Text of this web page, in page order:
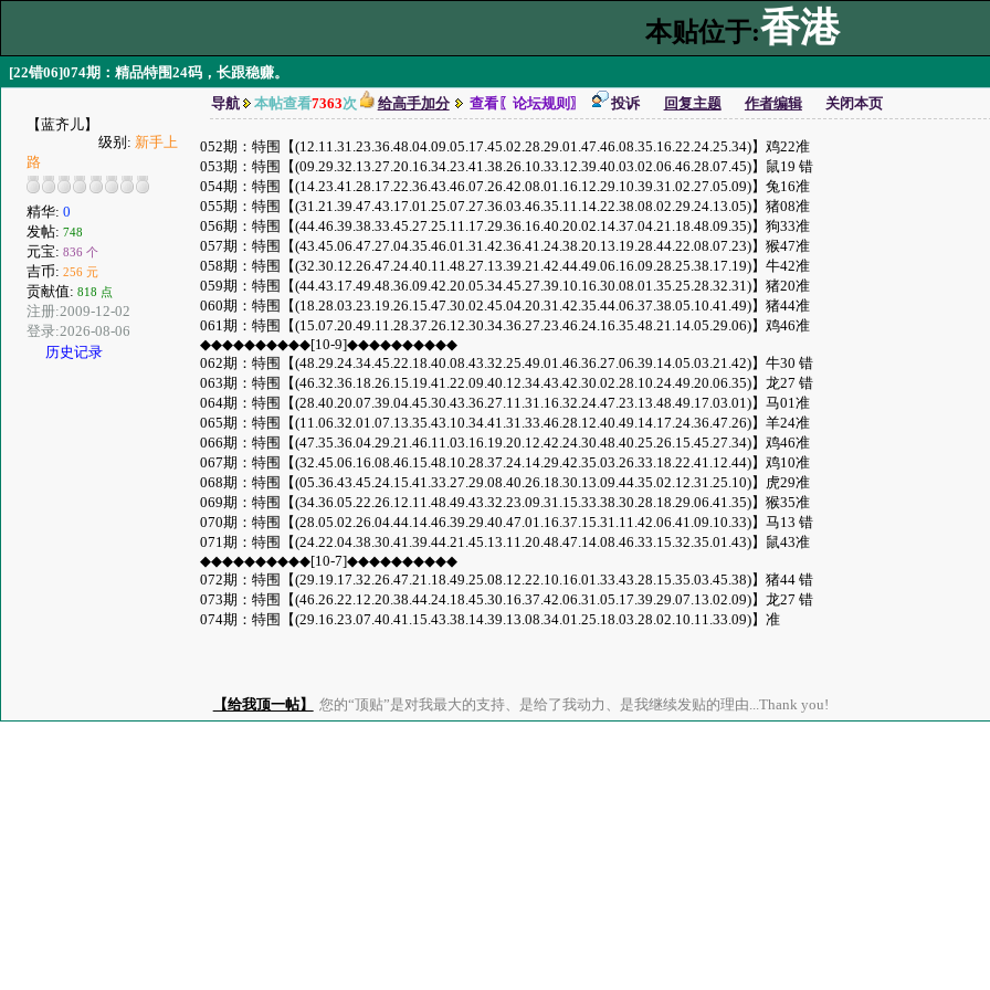
本贴位于:香港
[22错06]074期：精品特围24码，长跟稳赚。
【蓝齐儿】
级别: 新手上
路
精华: 0
发帖: 748
元宝: 836 个
吉币: 256 元
贡献值: 818 点
注册:2009-12-02
登录:2026-08-06
历史记录
导航 本帖查看7363次 给高手加分 查看〖论坛规则〗 投诉 回复主题 作者编辑 关闭本页
052期：特围【(12.11.31.23.36.48.04.09.05.17.45.02.28.29.01.47.46.08.35.16.22.24.25.34)】鸡22准
053期：特围【(09.29.32.13.27.20.16.34.23.41.38.26.10.33.12.39.40.03.02.06.46.28.07.45)】鼠19 错
054期：特围【(14.23.41.28.17.22.36.43.46.07.26.42.08.01.16.12.29.10.39.31.02.27.05.09)】兔16准
055期：特围【(31.21.39.47.43.17.01.25.07.27.36.03.46.35.11.14.22.38.08.02.29.24.13.05)】猪08准
056期：特围【(44.46.39.38.33.45.27.25.11.17.29.36.16.40.20.02.14.37.04.21.18.48.09.35)】狗33准
057期：特围【(43.45.06.47.27.04.35.46.01.31.42.36.41.24.38.20.13.19.28.44.22.08.07.23)】猴47准
058期：特围【(32.30.12.26.47.24.40.11.48.27.13.39.21.42.44.49.06.16.09.28.25.38.17.19)】牛42准
059期：特围【(44.43.17.49.48.36.09.42.20.05.34.45.27.39.10.16.30.08.01.35.25.28.32.31)】猪20准
060期：特围【(18.28.03.23.19.26.15.47.30.02.45.04.20.31.42.35.44.06.37.38.05.10.41.49)】猪44准
061期：特围【(15.07.20.49.11.28.37.26.12.30.34.36.27.23.46.24.16.35.48.21.14.05.29.06)】鸡46准
◆◆◆◆◆◆◆◆◆◆[10-9]◆◆◆◆◆◆◆◆◆◆
062期：特围【(48.29.24.34.45.22.18.40.08.43.32.25.49.01.46.36.27.06.39.14.05.03.21.42)】牛30 错
063期：特围【(46.32.36.18.26.15.19.41.22.09.40.12.34.43.42.30.02.28.10.24.49.20.06.35)】龙27 错
064期：特围【(28.40.20.07.39.04.45.30.43.36.27.11.31.16.32.24.47.23.13.48.49.17.03.01)】马01准
065期：特围【(11.06.32.01.07.13.35.43.10.34.41.31.33.46.28.12.40.49.14.17.24.36.47.26)】羊24准
066期：特围【(47.35.36.04.29.21.46.11.03.16.19.20.12.42.24.30.48.40.25.26.15.45.27.34)】鸡46准
067期：特围【(32.45.06.16.08.46.15.48.10.28.37.24.14.29.42.35.03.26.33.18.22.41.12.44)】鸡10准
068期：特围【(05.36.43.45.24.15.41.33.27.29.08.40.26.18.30.13.09.44.35.02.12.31.25.10)】虎29准
069期：特围【(34.36.05.22.26.12.11.48.49.43.32.23.09.31.15.33.38.30.28.18.29.06.41.35)】猴35准
070期：特围【(28.05.02.26.04.44.14.46.39.29.40.47.01.16.37.15.31.11.42.06.41.09.10.33)】马13 错
071期：特围【(24.22.04.38.30.41.39.44.21.45.13.11.20.48.47.14.08.46.33.15.32.35.01.43)】鼠43准
◆◆◆◆◆◆◆◆◆◆[10-7]◆◆◆◆◆◆◆◆◆◆
072期：特围【(29.19.17.32.26.47.21.18.49.25.08.12.22.10.16.01.33.43.28.15.35.03.45.38)】猪44 错
073期：特围【(46.26.22.12.20.38.44.24.18.45.30.16.37.42.06.31.05.17.39.29.07.13.02.09)】龙27 错
074期：特围【(29.16.23.07.40.41.15.43.38.14.39.13.08.34.01.25.18.03.28.02.10.11.33.09)】准
【给我顶一帖】 您的“顶贴”是对我最大的支持、是给了我动力、是我继续发贴的理由...Thank you!